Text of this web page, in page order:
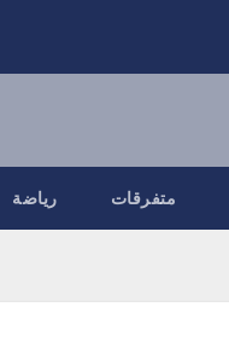
رياضة متفرقات